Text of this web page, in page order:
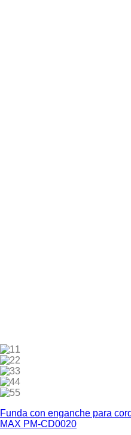
1
2
3
4
5
Funda con enganche para
MAX PM-CD0020